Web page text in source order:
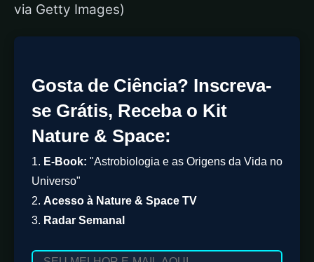
via Getty Images)
Gosta de Ciência? Inscreva-
se Grátis, Receba o Kit
Nature & Space:
1. E-Book: "Astrobiologia e as Origens da Vida no
Universo"
2. Acesso à Nature & Space TV
3. Radar Semanal